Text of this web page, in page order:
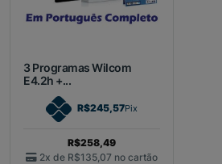
3 Programas Wilcom
E4.2h +...
R$245,57Pix
R$258,49
2x de R$135,07 no cartão